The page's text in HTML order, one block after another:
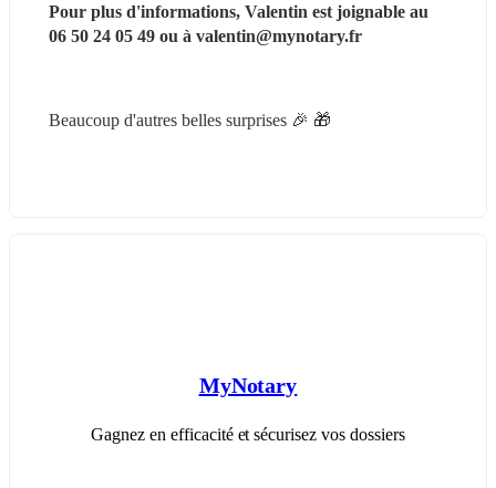
Pour plus d'informations, Valentin est joignable au
06 50 24 05 49 ou à valentin@mynotary.fr
Beaucoup d'autres belles surprises 🎉 🎁
MyNotary
Gagnez en efficacité et sécurisez vos dossiers